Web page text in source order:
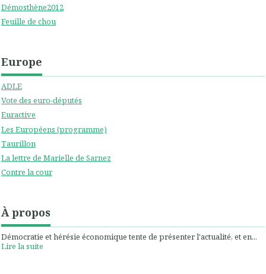
Démosthène2012
Feuille de chou
Europe
ADLE
Vote des euro-députés
Euractive
Les Européens (programme)
Taurillon
La lettre de Marielle de Sarnez
Contre la cour
À propos
Démocratie et hérésie économique tente de présenter l'actualité, et en...
Lire la suite